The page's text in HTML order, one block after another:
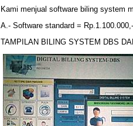
Kami menjual software biling system
A.- Software standard = Rp.1.100.000,-
TAMPILAN BILING SYSTEM DBS